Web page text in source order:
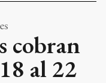
cobran
al 22